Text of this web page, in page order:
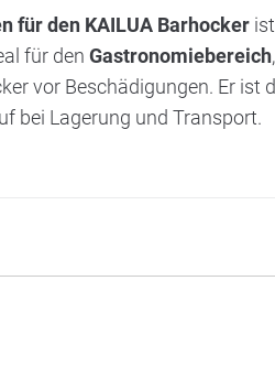
für den KAILUA Barhocker
für den Gastronomiebereich,
vor Beschädigungen. Er ist
bei Lagerung und Transport.